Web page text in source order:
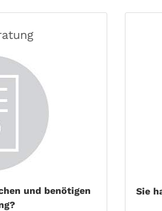
und benötigen
Sie